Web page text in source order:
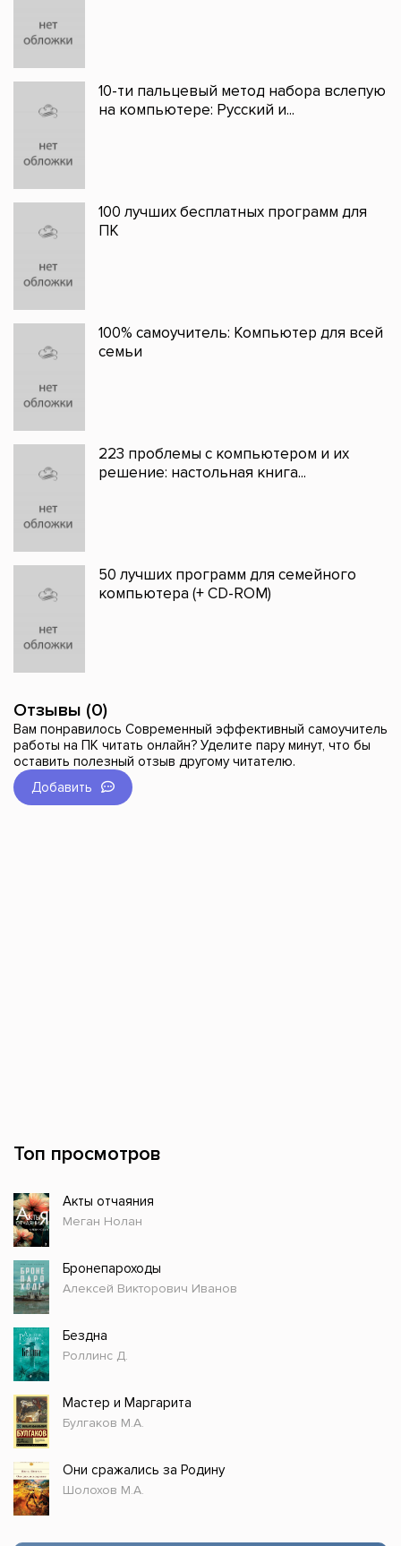
10-ти пальцевый метод набора вслепую
на компьютере: Русский и...
100 лучших бесплатных программ для
ПК
100% самоучитель: Компьютер для всей
семьи
223 проблемы с компьютером и их
решение: настольная книга...
50 лучших программ для семейного
компьютера (+ CD-ROM)
Отзывы (0)
Вам понравилось Современный эффективный самоучитель
работы на ПК читать онлайн? Уделите пару минут, что бы
оставить полезный отзыв другому читателю.
Добавить
Топ просмотров
Акты отчаяния
Меган Нолан
Бронепароходы
Алексей Викторович Иванов
Бездна
Роллинс Д.
Мастер и Маргарита
Булгаков М.А.
Они сражались за Родину
Шолохов М.А.